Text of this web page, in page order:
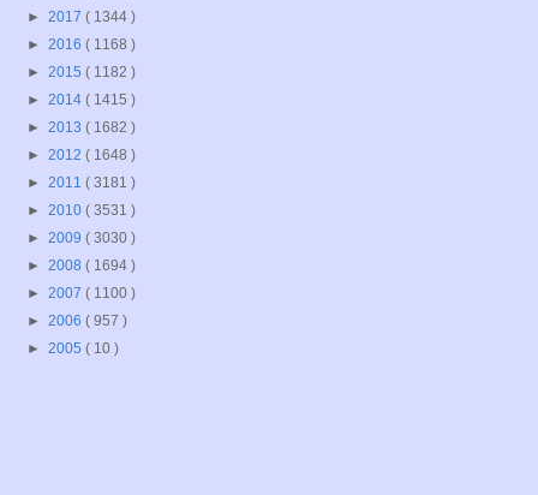
► 2017 ( 1344 )
► 2016 ( 1168 )
► 2015 ( 1182 )
► 2014 ( 1415 )
► 2013 ( 1682 )
► 2012 ( 1648 )
► 2011 ( 3181 )
► 2010 ( 3531 )
► 2009 ( 3030 )
► 2008 ( 1694 )
► 2007 ( 1100 )
► 2006 ( 957 )
► 2005 ( 10 )